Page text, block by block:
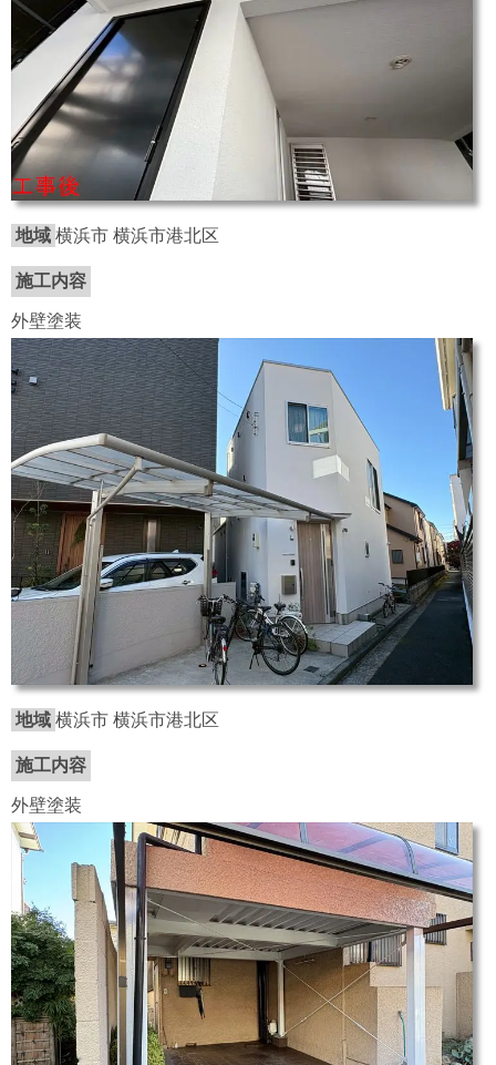
地域 横浜市 横浜市港北区
施工内容
外壁塗装
地域 横浜市 横浜市港北区
施工内容
外壁塗装